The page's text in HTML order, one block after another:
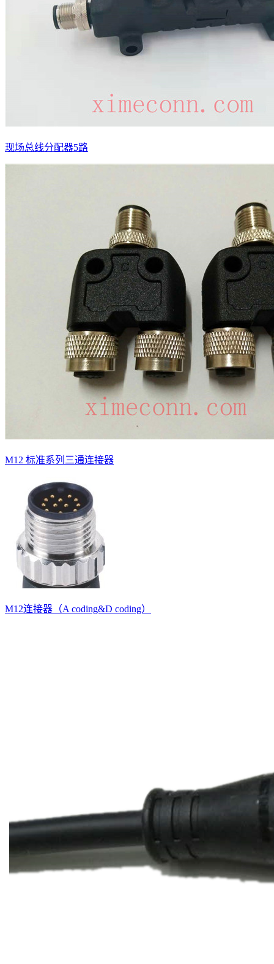
现场总线分配器5路
M12 标准系列三通连接器
M12连接器（A coding&D coding）